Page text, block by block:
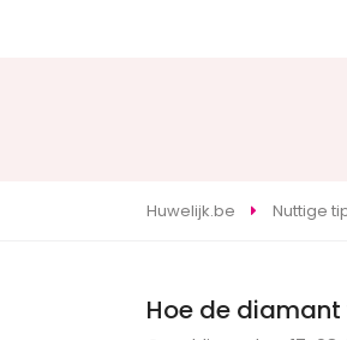
Huwelijk.be Nuttige
Hoe de